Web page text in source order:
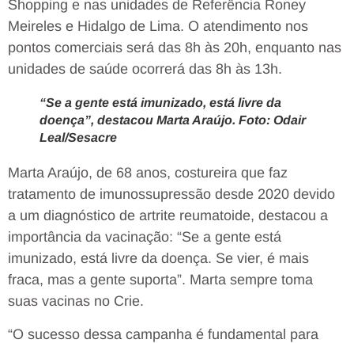
Shopping e nas unidades de Referência Roney
Meireles e Hidalgo de Lima. O atendimento nos
pontos comerciais será das 8h às 20h, enquanto nas
unidades de saúde ocorrerá das 8h às 13h.
“Se a gente está imunizado, está livre da
doença”, destacou Marta Araújo. Foto: Odair
Leal/Sesacre
Marta Araújo, de 68 anos, costureira que faz
tratamento de imunossupressão desde 2020 devido
a um diagnóstico de artrite reumatoide, destacou a
importância da vacinação: “Se a gente está
imunizado, está livre da doença. Se vier, é mais
fraca, mas a gente suporta”. Marta sempre toma
suas vacinas no Crie.
“O sucesso dessa campanha é fundamental para